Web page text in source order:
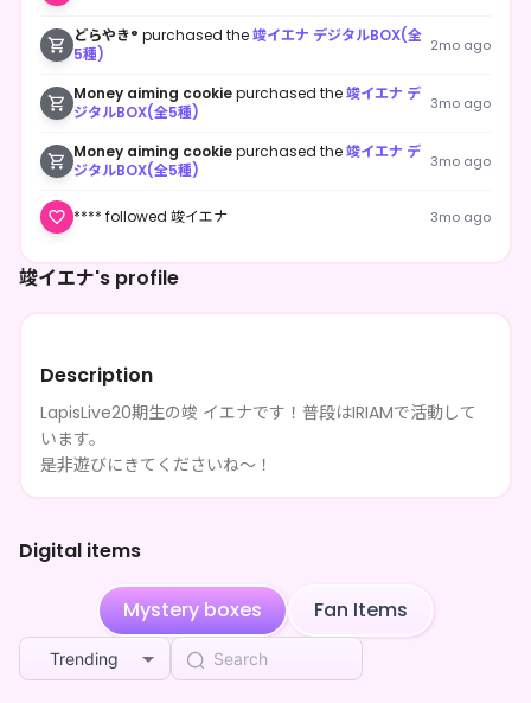
竣イエナ's profile
Description
LapisLive20期生の竣 イエナです！普段はIRIAMで活動して
います。
是非遊びにきてくださいね〜！
Digital items
Mystery boxes Fan Items
Trending
どらやき° purchased the竣イエナ デジタルBOX(全
5種)
2mo ago
Money aiming cookiepurchased the竣イエナ デ
ジタルBOX(全5種)
3mo ago
Money aiming cookiepurchased the竣イエナ デ
ジタルBOX(全5種)
3mo ago
**** followed 竣イエナ 3mo ago